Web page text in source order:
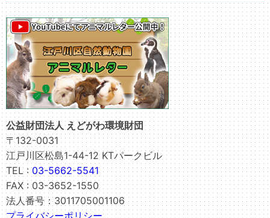
公益財団法人 えどがわ環境財団
〒132-0031
江戸川区松島1-44-12 KTパークビル
TEL :03-5662-5541
FAX : 03-3652-1550
法人番号：3011705001106
プライバシーポリシー